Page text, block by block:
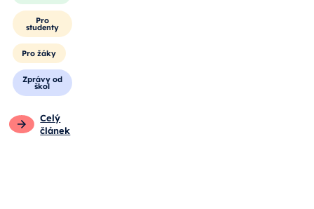
Pro
studenty
Pro žáky
Zprávy od
škol
Celý
článek